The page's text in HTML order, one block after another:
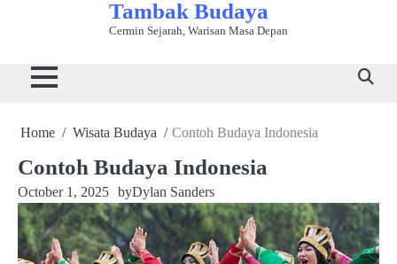
Tambak Budaya
Cermin Sejarah, Warisan Masa Depan
Home Wisata Budaya Contoh Budaya Indonesia
Contoh Budaya Indonesia
October 1, 2025 byDylan Sanders